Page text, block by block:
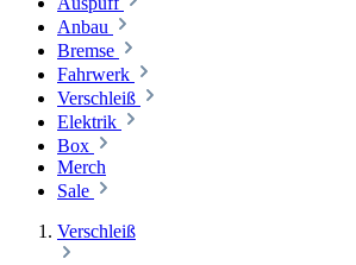
Anbau
Bremse
Fahrwerk
Verschleiß
Elektrik
Box
Merch
Sale
Verschleiß